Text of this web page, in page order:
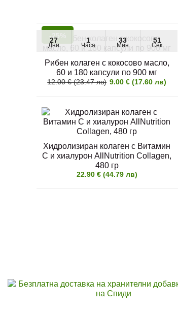
-25%
27
Дни
1
Часа
33
Мин
51
Сек
Рибен колаген с кокосово масло,
60 и 180 капсули по 900 мг
12.00 € (23.47 лв) 9.00 € (17.60 лв)
Хидролизиран колаген с Витамин
C и хиалурон AllNutrition Collagen,
480 гр
22.90 € (44.79 лв)